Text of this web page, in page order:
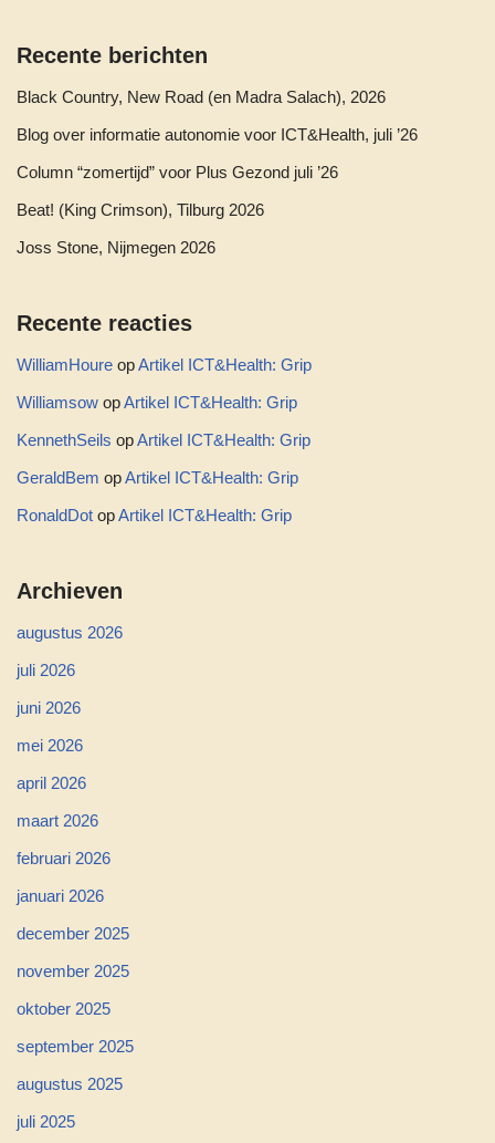
Recente berichten
Black Country, New Road (en Madra Salach), 2026
Blog over informatie autonomie voor ICT&Health, juli ’26
Column “zomertijd” voor Plus Gezond juli ’26
Beat! (King Crimson), Tilburg 2026
Joss Stone, Nijmegen 2026
Recente reacties
WilliamHoure opArtikel ICT&Health: Grip
Williamsow opArtikel ICT&Health: Grip
KennethSeils opArtikel ICT&Health: Grip
GeraldBem opArtikel ICT&Health: Grip
RonaldDot opArtikel ICT&Health: Grip
Archieven
augustus 2026
juli 2026
juni 2026
mei 2026
april 2026
maart 2026
februari 2026
januari 2026
december 2025
november 2025
oktober 2025
september 2025
augustus 2025
juli 2025